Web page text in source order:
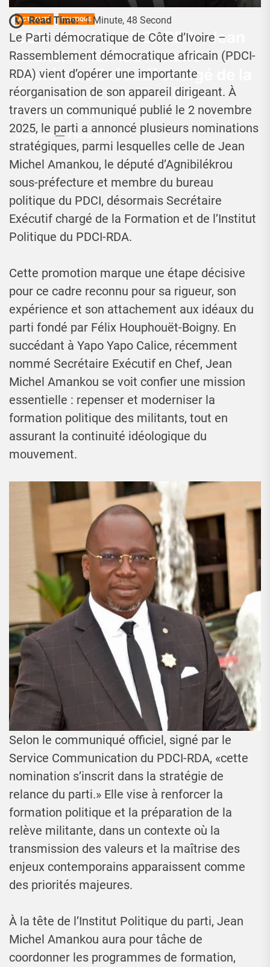
ACTUALITÉ POLITIQUE
Côte d’Ivoire/ PDCI-RDA : Jean
Michel Amankou nommé
Secrétaire Exécutif chargé de la
Formation et de l’Institut
Politique du parti
Josué Koffi
Read Time: 1 Minute, 48 Second
Le Parti démocratique de Côte d’Ivoire –
Rassemblement démocratique africain (PDCI-
RDA) vient d’opérer une importante
réorganisation de son appareil dirigeant. À
travers un communiqué publié le 2 novembre
2025, le parti a annoncé plusieurs nominations
stratégiques, parmi lesquelles celle de Jean
Michel Amankou, le député d’Agnibilékrou
sous-préfecture et membre du bureau
politique du PDCI, désormais Secrétaire
Exécutif chargé de la Formation et de l’Institut
Politique du PDCI-RDA.
Cette promotion marque une étape décisive
pour ce cadre reconnu pour sa rigueur, son
expérience et son attachement aux idéaux du
parti fondé par Félix Houphouët-Boigny. En
succédant à Yapo Yapo Calice, récemment
nommé Secrétaire Exécutif en Chef, Jean
Michel Amankou se voit confier une mission
essentielle : repenser et moderniser la
formation politique des militants, tout en
assurant la continuité idéologique du
mouvement.
Selon le communiqué officiel, signé par le
Service Communication du PDCI-RDA, «cette
nomination s’inscrit dans la stratégie de
relance du parti.» Elle vise à renforcer la
formation politique et la préparation de la
relève militante, dans un contexte où la
transmission des valeurs et la maîtrise des
enjeux contemporains apparaissent comme
des priorités majeures.
À la tête de l’Institut Politique du parti, Jean
Michel Amankou aura pour tâche de
coordonner les programmes de formation,